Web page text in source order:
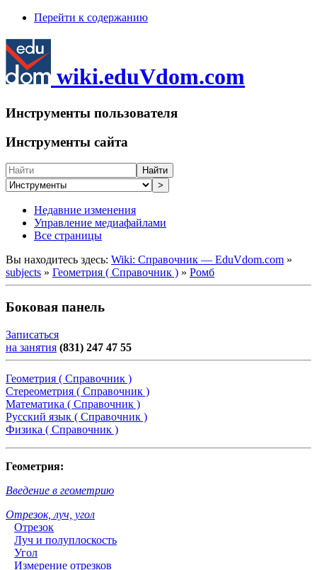
Перейти к содержанию
wiki.eduVdom.com
Инструменты пользователя
Инструменты сайта
Найти
>
Недавние изменения
Управление медиафайлами
Все страницы
Вы находитесь здесь: Wiki: Справочник — EduVdom.com »
subjects » Геометрия ( Справочник ) » Ромб
Боковая панель
Записаться
на занятия (831) 247 47 55
Геометрия ( Справочник )
Стереометрия ( Справочник )
Математика ( Справочник )
Русский язык ( Справочник )
Физика ( Справочник )
Геометрия:
Введение в геометрию
Отрезок, луч, угол
Отрезок
Луч и полуплоскость
Угол
Измерение отрезков